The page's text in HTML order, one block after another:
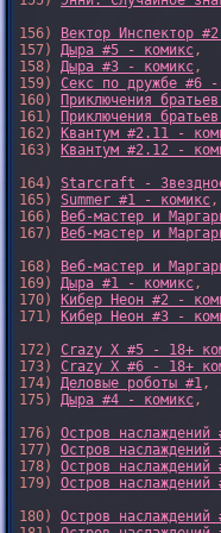
156)
Вектор Инспектор
157) Дыра #5 - комикс,
158) Дыра #3 - комикс,
159) Секс по дружбе #6 -
160)
Приключения
161)
Приключения
162)
Квантум #2.11 -
163)
Квантум #2.12 -
164) Starcraft -
165) Summer #1 - комикс,
166)
Веб-мастер и
167)
Веб-мастер и
168)
Веб-мастер и
169) Дыра #1 - комикс,
170)
Кибер Неон #2 -
171)
Кибер Неон #3 -
172) Crazy X #5 - 18+
173) Crazy X #6 - 18+
174) Деловые роботы #1,
175) Дыра #4 - комикс,
176) Остров
177) Остров
178) Остров
179) Остров
180) Остров